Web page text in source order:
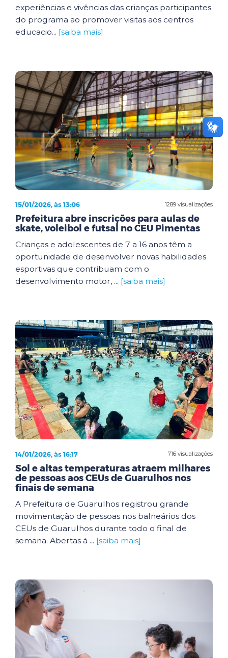
experiências e vivências das crianças participantes
do programa ao promover visitas aos centros
educacio... [saiba mais]
1289 visualizações
15/01/2026, às 13:06
Prefeitura abre inscrições para aulas de
skate, voleibol e futsal no CEU Pimentas
Crianças e adolescentes de 7 a 16 anos têm a
oportunidade de desenvolver novas habilidades
esportivas que contribuam com o
desenvolvimento motor, ... [saiba mais]
716 visualizações
14/01/2026, às 16:17
Sol e altas temperaturas atraem milhares
de pessoas aos CEUs de Guarulhos nos
finais de semana
A Prefeitura de Guarulhos registrou grande
movimentação de pessoas nos balneários dos
CEUs de Guarulhos durante todo o final de
semana. Abertas à ... [saiba mais]